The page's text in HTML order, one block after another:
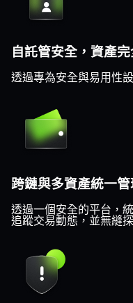
自託管安全，資產
透過專為安全與易用性
跨鏈與多資產統一
透過一個安全的平台，
追蹤交易動態，並無縫